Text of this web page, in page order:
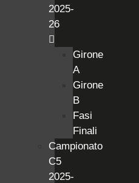
2025-
26
Girone
A
Girone
B
Fasi
Finali
Campionato
C5
2025-